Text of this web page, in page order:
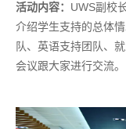
活动内容： UWS副校
介绍学生支持的总体
队、英语支持团队、
会议跟大家进行交流。